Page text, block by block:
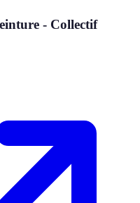
- Collectif